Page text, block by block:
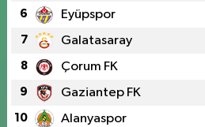
6 Eyüpspor
7 Galatasaray
8 Çorum FK
9 Gaziantep FK
10 Alanyaspor